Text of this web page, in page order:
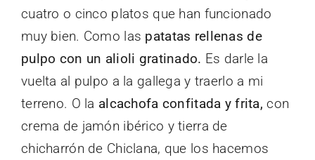
cuatro o cinco platos que han funcionado
muy bien. Como las patatas rellenas de
pulpo con un alioli gratinado. Es darle la
vuelta al pulpo a la gallega y traerlo a mi
terreno. O la alcachofa confitada y frita, con
crema de jamón ibérico y tierra de
chicharrón de Chiclana, que los hacemos